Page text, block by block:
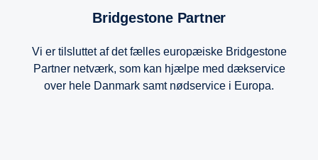
Bridgestone Partner
Vi er tilsluttet af det fælles europæiske Bridgestone
Partner netværk, som kan hjælpe med dækservice
over hele Danmark samt nødservice i Europa.